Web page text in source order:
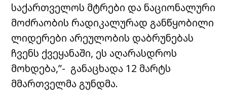
საქართველოს მტრები და ნაციონალური
მოძრაობის რადიკალურად განწყობილი
ლიდერები არეულობის დაბრუნებას
ჩვენს ქვეყანაში, ეს აღარასდროს
მოხდება,”- განაცხადა 12 მარტს
მმართველმა გუნდმა.